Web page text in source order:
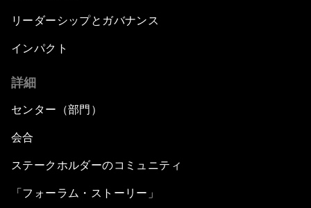
リーダーシップとガバナンス
インパクト
詳細
センター（部門）
会合
ステークホルダーのコミュニティ
「フォーラム・ストーリー」